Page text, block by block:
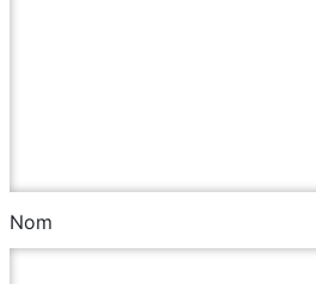
Nom